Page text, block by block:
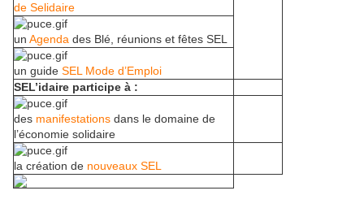
de Selidaire
un Agenda des Blé, réunions et fêtes SEL
un guide SEL Mode d’Emploi
SEL’idaire participe à :
des manifestations dans le domaine de
l’économie solidaire
la création de nouveaux SEL